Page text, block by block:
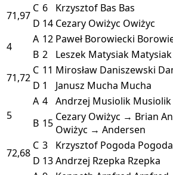
71,97
C 6 Krzysztof Bas Bas
D 14 Cezary Owiżyc Owiżyc
4
A 12 Paweł Borowiecki
B 2 Leszek Matysiak Matysiak
71,72
C 11 Mirosław Daniszewski
D 1 Janusz Mucha Mucha
5
A 4 Andrzej Musiolik Musiolik
B 15 Cezary Owiżyc → Brian
Owiżyc → Andersen
72,68
C 3 Krzysztof Pogoda Pogoda
D 13Andrzej Rzepka Rzepka